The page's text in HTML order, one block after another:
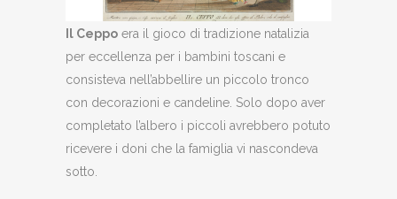
Il Ceppo era il gioco di tradizione natalizia
per eccellenza per i bambini toscani e
consisteva nell’abbellire un piccolo tronco
con decorazioni e candeline. Solo dopo aver
completato l’albero i piccoli avrebbero potuto
ricevere i doni che la famiglia vi nascondeva
sotto.